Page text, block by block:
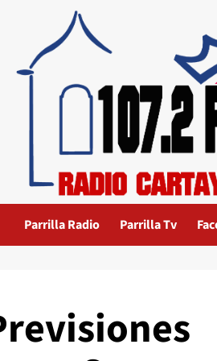
Parrilla Radio Parrilla Tv